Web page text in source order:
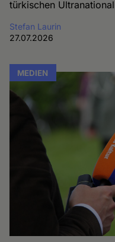
türkischen
Stefan Laurin
27.07.2026
MEDIEN